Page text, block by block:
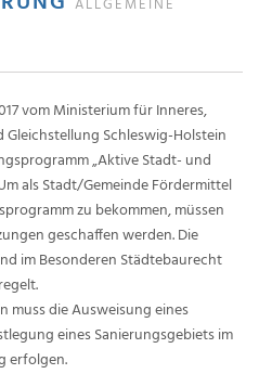
ALLGEMEINE
vom Ministerium für Inneres,
Schleswig-Holstein
„Aktive Stadt- und
als Stadt/Gemeinde Fördermittel
zu bekommen, müssen
geschaffen werden. Die
im Besonderen Städtebaurecht
muss die Ausweisung eines
eines Sanierungsgebiets im
erfolgen.